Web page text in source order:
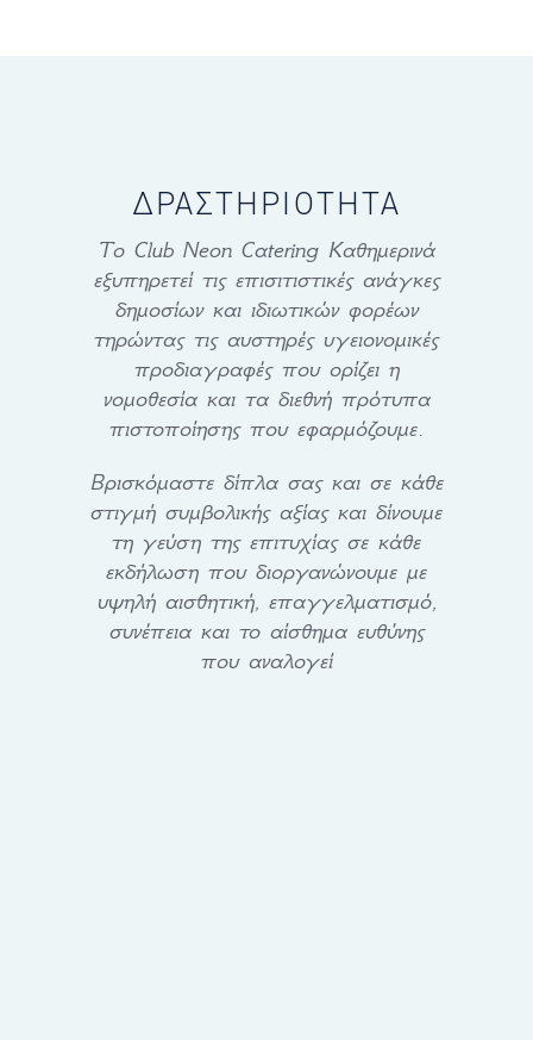
ΔΡΑΣΤΗΡΙΌΤΗΤΑ
Το Club Neon Catering Καθημερινά
εξυπηρετεί τις επισιτιστικές ανάγκες
δημοσίων και ιδιωτικών φορέων
τηρώντας τις αυστηρές υγειονομικές
προδιαγραφές που ορίζει η
νομοθεσία και τα διεθνή πρότυπα
πιστοποίησης που εφαρμόζουμε.
Βρισκόμαστε δίπλα σας και σε κάθε
στιγμή συμβολικής αξίας και δίνουμε
τη γεύση της επιτυχίας σε κάθε
εκδήλωση που διοργανώνουμε με
υψηλή αισθητική, επαγγελματισμό,
συνέπεια και το αίσθημα ευθύνης
που αναλογεί